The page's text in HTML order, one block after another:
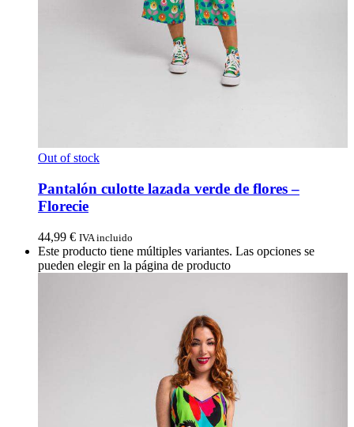
Out of stock
Pantalón culotte lazada verde de flores –
Florecie
44,99 € IVA incluido
Este producto tiene múltiples variantes. Las opciones se
pueden elegir en la página de producto